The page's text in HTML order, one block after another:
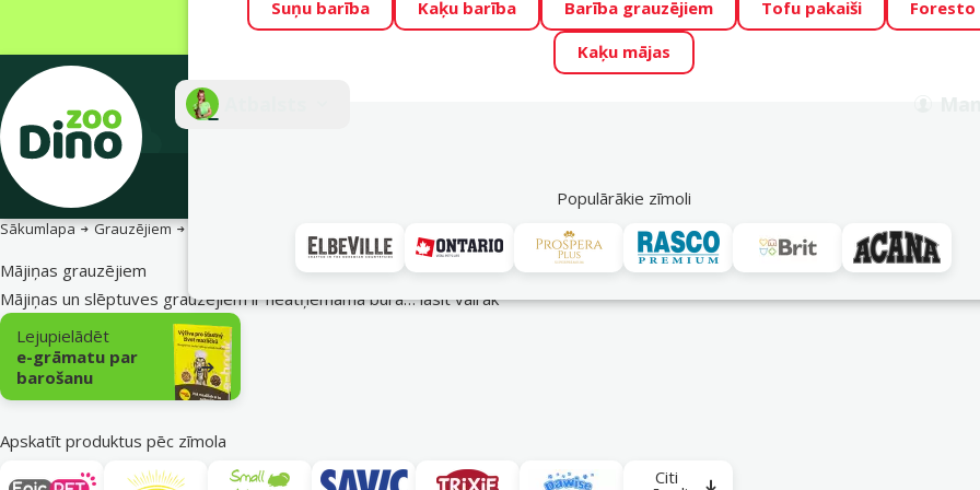
Visu mēnesi Dino Zoo piedāvā lieliskas cenas mīluļu TOP barībām! 🍖 →
Fotokonkurss “GADA ŪSAIŅI”! Varbūt tieši Tavs mīlulis būs 2027. gada
Suņu barība Kaķu barība Barība grauzējiem Tofu pakaiši
Foresto
Kaķu mājas
Populārākie zīmoli
Akciju piedāvājumi
Sākumlapa Grauzējiem
Mājiņas grauzējiem
Mājiņas un slēptuves grauzējiem ir neatņemama būra…lasīt vairāk
Apakškategorija
Lejupielādēt
e-grāmatu par
barošanu
Apskatīt produktus pēc zīmola
Citi